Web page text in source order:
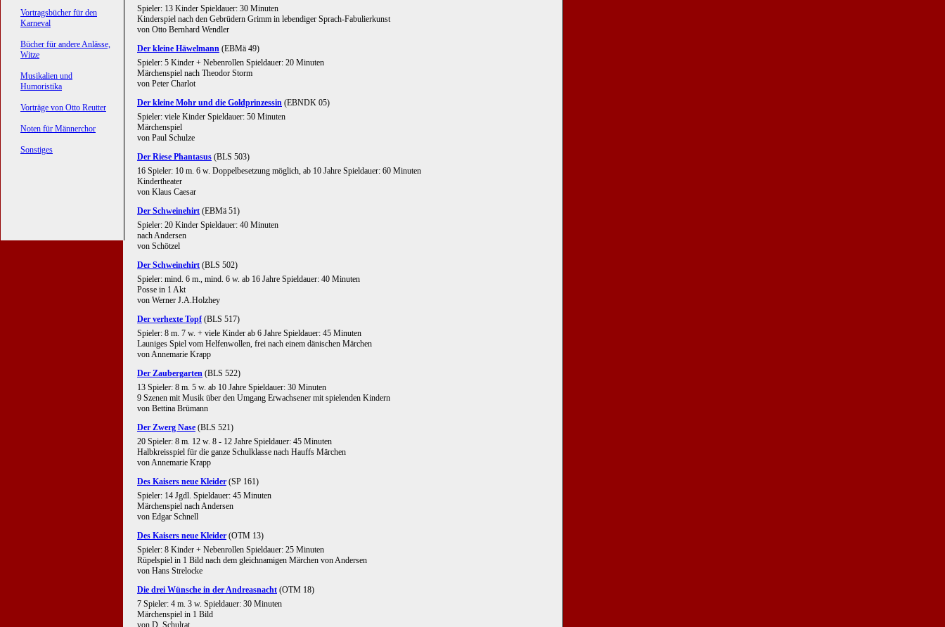
Spieler: 13 Kinder Spieldauer: 30 Minuten
Kinderspiel nach den Gebrüdern Grimm in lebendiger Sprach-Fabulierkunst
von Otto Bernhard Wendler
Der kleine Häwelmann (EBMä 49)
Spieler: 5 Kinder + Nebenrollen Spieldauer: 20 Minuten
Märchenspiel nach Theodor Storm
von Peter Charlot
Der kleine Mohr und die Goldprinzessin (EBNDK 05)
Spieler: viele Kinder Spieldauer: 50 Minuten
Märchenspiel
von Paul Schulze
Der Riese Phantasus (BLS 503)
16 Spieler: 10 m. 6 w. Doppelbesetzung möglich, ab 10 Jahre Spieldauer: 60 Minuten
Kindertheater
von Klaus Caesar
Der Schweinehirt (EBMä 51)
Spieler: 20 Kinder Spieldauer: 40 Minuten
nach Andersen
von Schötzel
Der Schweinehirt (BLS 502)
Spieler: mind. 6 m., mind. 6 w. ab 16 Jahre Spieldauer: 40 Minuten
Posse in 1 Akt
von Werner J.A.Holzhey
Der verhexte Topf (BLS 517)
Spieler: 8 m. 7 w. + viele Kinder ab 6 Jahre Spieldauer: 45 Minuten
Launiges Spiel vom Helfenwollen, frei nach einem dänischen Märchen
von Annemarie Krapp
Der Zaubergarten (BLS 522)
13 Spieler: 8 m. 5 w. ab 10 Jahre Spieldauer: 30 Minuten
9 Szenen mit Musik über den Umgang Erwachsener mit spielenden Kindern
von Bettina Brümann
Der Zwerg Nase (BLS 521)
20 Spieler: 8 m. 12 w. 8 - 12 Jahre Spieldauer: 45 Minuten
Halbkreisspiel für die ganze Schulklasse nach Hauffs Märchen
von Annemarie Krapp
Des Kaisers neue Kleider (SP 161)
Spieler: 14 Jgdl. Spieldauer: 45 Minuten
Märchenspiel nach Andersen
von Edgar Schnell
Des Kaisers neue Kleider (OTM 13)
Spieler: 8 Kinder + Nebenrollen Spieldauer: 25 Minuten
Rüpelspiel in 1 Bild nach dem gleichnamigen Märchen von Andersen
von Hans Strelocke
Die drei Wünsche in der Andreasnacht (OTM 18)
7 Spieler: 4 m. 3 w. Spieldauer: 30 Minuten
Märchenspiel in 1 Bild
von D. Schulrat
Vortragsbücher für den
Karneval
Bücher für andere Anlässe,
Witze
Musikalien und
Humoristika
Vorträge von Otto Reutter
Noten für Männerchor
Sonstiges